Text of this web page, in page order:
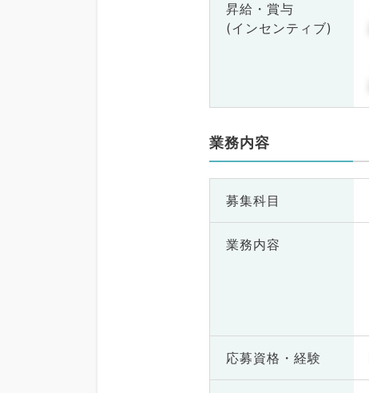
昇給・賞与
(インセンティブ)
業務内容
募集科目
業務内容
応募資格・ 経験